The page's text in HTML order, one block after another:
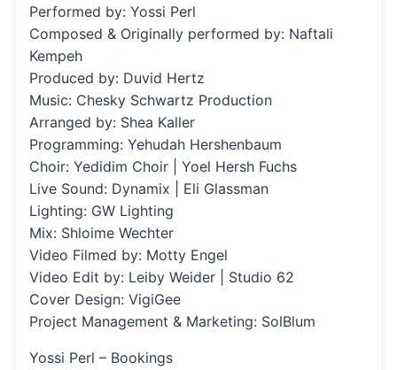
Performed by: Yossi Perl
Composed & Originally performed by: Naftali
Kempeh
Produced by: Duvid Hertz
Music: Chesky Schwartz Production
Arranged by: Shea Kaller
Programming: Yehudah Hershenbaum
Choir: Yedidim Choir | Yoel Hersh Fuchs
Live Sound: Dynamix | Eli Glassman
Lighting: GW Lighting
Mix: Shloime Wechter
Video Filmed by: Motty Engel
Video Edit by: Leiby Weider | Studio 62
Cover Design: VigiGee
Project Management & Marketing: SolBlum
Yossi Perl – Bookings